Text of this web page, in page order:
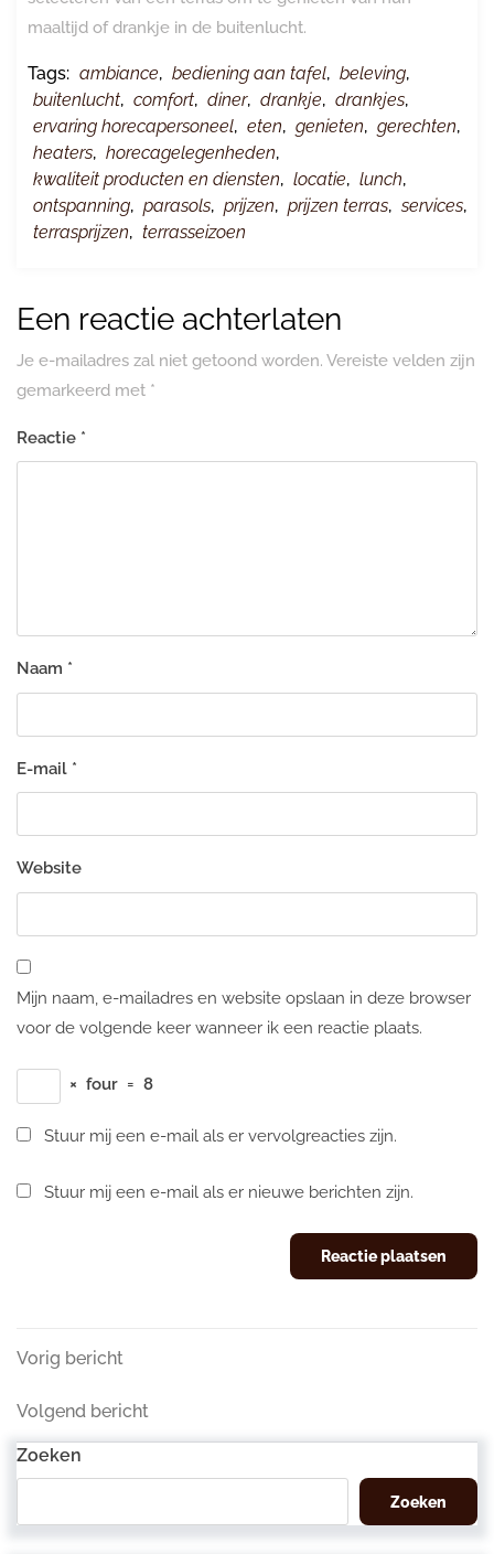
maaltijd of drankje in de buitenlucht.
Tags: ambiance, bediening aan tafel, beleving,
buitenlucht, comfort, diner, drankje, drankjes,
ervaring horecapersoneel, eten, genieten, gerechten,
heaters, horecagelegenheden,
kwaliteit producten en diensten, locatie, lunch,
ontspanning, parasols, prijzen, prijzen terras, services,
terrasprijzen, terrasseizoen
Een reactie achterlaten
Je e-mailadres zal niet getoond worden. Vereiste velden zijn
gemarkeerd met *
Reactie *
Naam *
E-mail *
Website
Mijn naam, e-mailadres en website opslaan in deze browser
voor de volgende keer wanneer ik een reactie plaats.
× four = 8
Stuur mij een e-mail als er vervolgreacties zijn.
Stuur mij een e-mail als er nieuwe berichten zijn.
Berichtnavigatie
Vorig
Vorig bericht
Volgend
bericht
Volgend bericht
Zoeken
Zoeken